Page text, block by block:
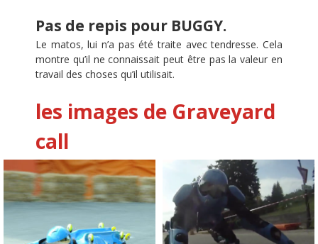
Pas de repis pour BUGGY.
Le matos, lui n’a pas été traite avec tendresse. Cela
montre qu’il ne connaissait peut être pas la valeur en
travail des choses qu’il utilisait.
les images de Graveyard
call